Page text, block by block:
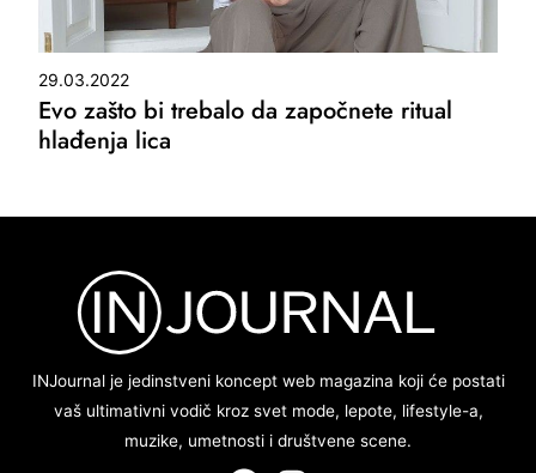
29.03.2022
Evo zašto bi trebalo da započnete ritual
hlađenja lica
INJournal je jedinstveni koncept web magazina koji će postati
vaš ultimativni vodič kroz svet mode, lepote, lifestyle-a,
muzike, umetnosti i društvene scene.